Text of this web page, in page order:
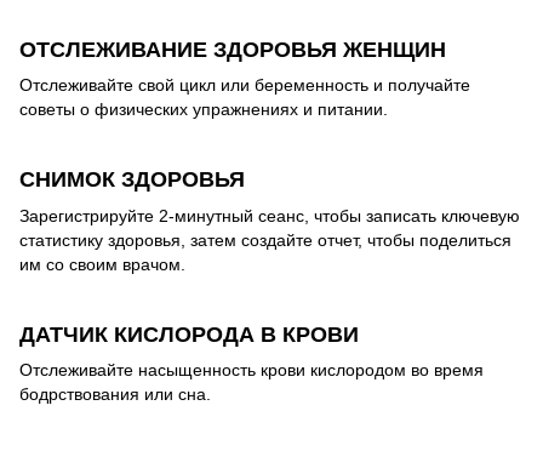
ОТСЛЕЖИВАНИЕ ЗДОРОВЬЯ ЖЕНЩИН
Отслеживайте свой цикл или беременность и получайте
советы о физических упражнениях и питании.
СНИМОК ЗДОРОВЬЯ
Зарегистрируйте 2-минутный сеанс, чтобы записать ключевую
статистику здоровья, затем создайте отчет, чтобы поделиться
им со своим врачом.
ДАТЧИК КИСЛОРОДА В КРОВИ
Отслеживайте насыщенность крови кислородом во время
бодрствования или сна.